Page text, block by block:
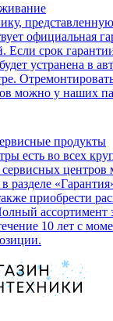
официальная
Если срок
устранена в
можно у наших
продукты
есть во всех
центров
разделе
приобрести
ассортимент
10 лет с